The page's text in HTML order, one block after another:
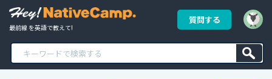
最前線 を英語で教えて!
質問する